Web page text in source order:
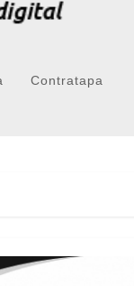
Contratapa